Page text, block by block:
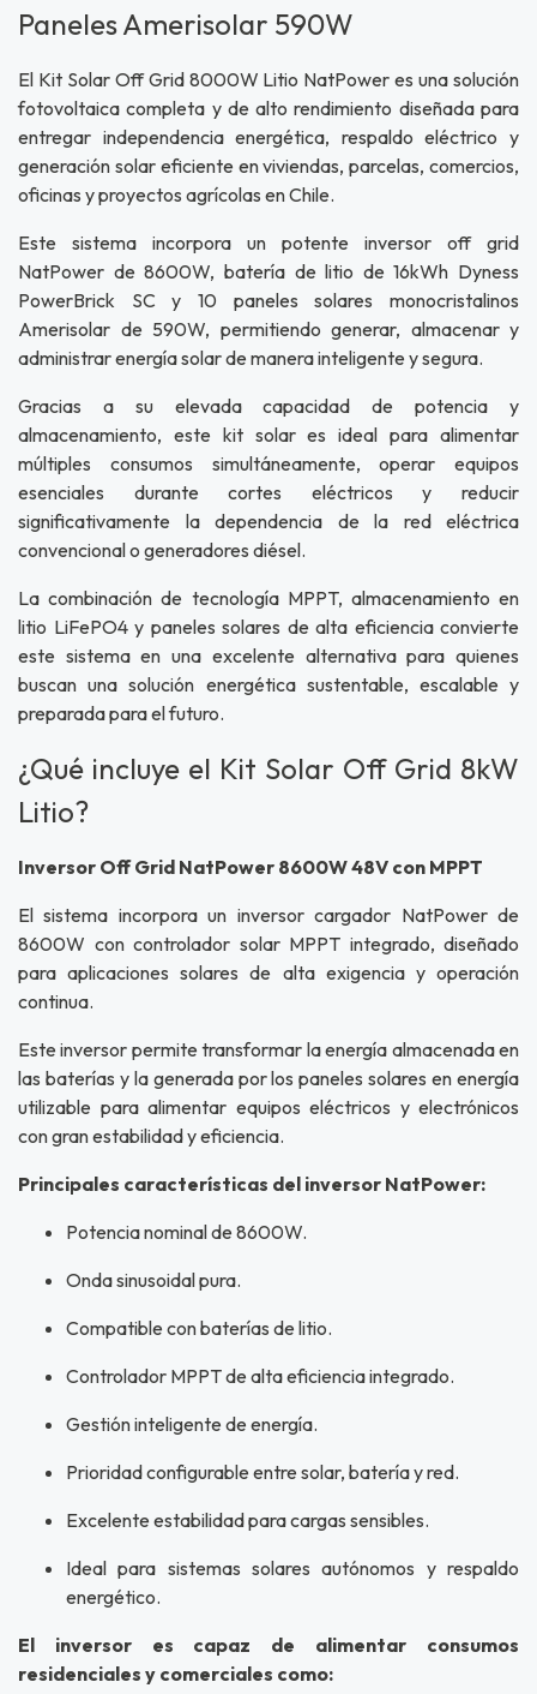
Paneles Amerisolar 590W
El Kit Solar Off Grid 8000W Litio NatPower es una solución
fotovoltaica completa y de alto rendimiento diseñada para
entregar independencia energética, respaldo eléctrico y
generación solar eficiente en viviendas, parcelas, comercios,
oficinas y proyectos agrícolas en Chile.
Este sistema incorpora un potente inversor off grid
NatPower de 8600W, batería de litio de 16kWh Dyness
PowerBrick SC y 10 paneles solares monocristalinos
Amerisolar de 590W, permitiendo generar, almacenar y
administrar energía solar de manera inteligente y segura.
Gracias a su elevada capacidad de potencia y
almacenamiento, este kit solar es ideal para alimentar
múltiples consumos simultáneamente, operar equipos
esenciales durante cortes eléctricos y reducir
significativamente la dependencia de la red eléctrica
convencional o generadores diésel.
La combinación de tecnología MPPT, almacenamiento en
litio LiFePO4 y paneles solares de alta eficiencia convierte
este sistema en una excelente alternativa para quienes
buscan una solución energética sustentable, escalable y
preparada para el futuro.
¿Qué incluye el Kit Solar Off Grid 8kW
Litio?
Inversor Off Grid NatPower 8600W 48V con MPPT
El sistema incorpora un inversor cargador NatPower de
8600W con controlador solar MPPT integrado, diseñado
para aplicaciones solares de alta exigencia y operación
continua.
Este inversor permite transformar la energía almacenada en
las baterías y la generada por los paneles solares en energía
utilizable para alimentar equipos eléctricos y electrónicos
con gran estabilidad y eficiencia.
Principales características del inversor NatPower:
Potencia nominal de 8600W.
Onda sinusoidal pura.
Compatible con baterías de litio.
Controlador MPPT de alta eficiencia integrado.
Gestión inteligente de energía.
Prioridad configurable entre solar, batería y red.
Excelente estabilidad para cargas sensibles.
Ideal para sistemas solares autónomos y respaldo
energético.
El inversor es capaz de alimentar consumos
residenciales y comerciales como: